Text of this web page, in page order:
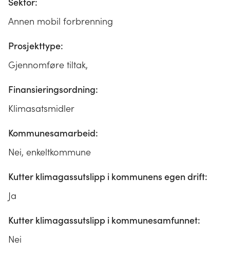
Annen mobil forbrenning
Prosjekttype:
Gjennomføre tiltak,
Finansieringsordning:
Klimasatsmidler
Kommunesamarbeid:
Nei, enkeltkommune
Kutter klimagassutslipp i kommunens egen drift:
Ja
Kutter klimagassutslipp i kommunesamfunnet:
Nei